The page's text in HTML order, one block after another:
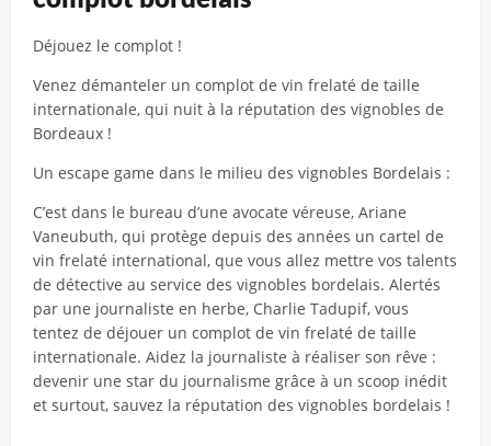
Déjouez le complot !
Venez démanteler un complot de vin frelaté de taille
internationale, qui nuit à la réputation des vignobles de
Bordeaux !
Un escape game dans le milieu des vignobles Bordelais :
C’est dans le bureau d’une avocate véreuse, Ariane
Vaneubuth, qui protège depuis des années un cartel de
vin frelaté international, que vous allez mettre vos talents
de détective au service des vignobles bordelais. Alertés
par une journaliste en herbe, Charlie Tadupif, vous
tentez de déjouer un complot de vin frelaté de taille
internationale. Aidez la journaliste à réaliser son rêve :
devenir une star du journalisme grâce à un scoop inédit
et surtout, sauvez la réputation des vignobles bordelais !